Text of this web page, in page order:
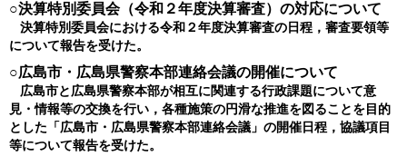
○決算特別委員会（令和２年度決算審査）の対応について
決算特別委員会における令和２年度決算審査の日程，審査要領等
について報告を受けた。
○広島市・広島県警察本部連絡会議の開催について
広島市と広島県警察本部が相互に関連する行政課題について意
見・情報等の交換を行い，各種施策の円滑な推進を図ることを目的
とした「広島市・広島県警察本部連絡会議」の開催日程，協議項目
等について報告を受けた。